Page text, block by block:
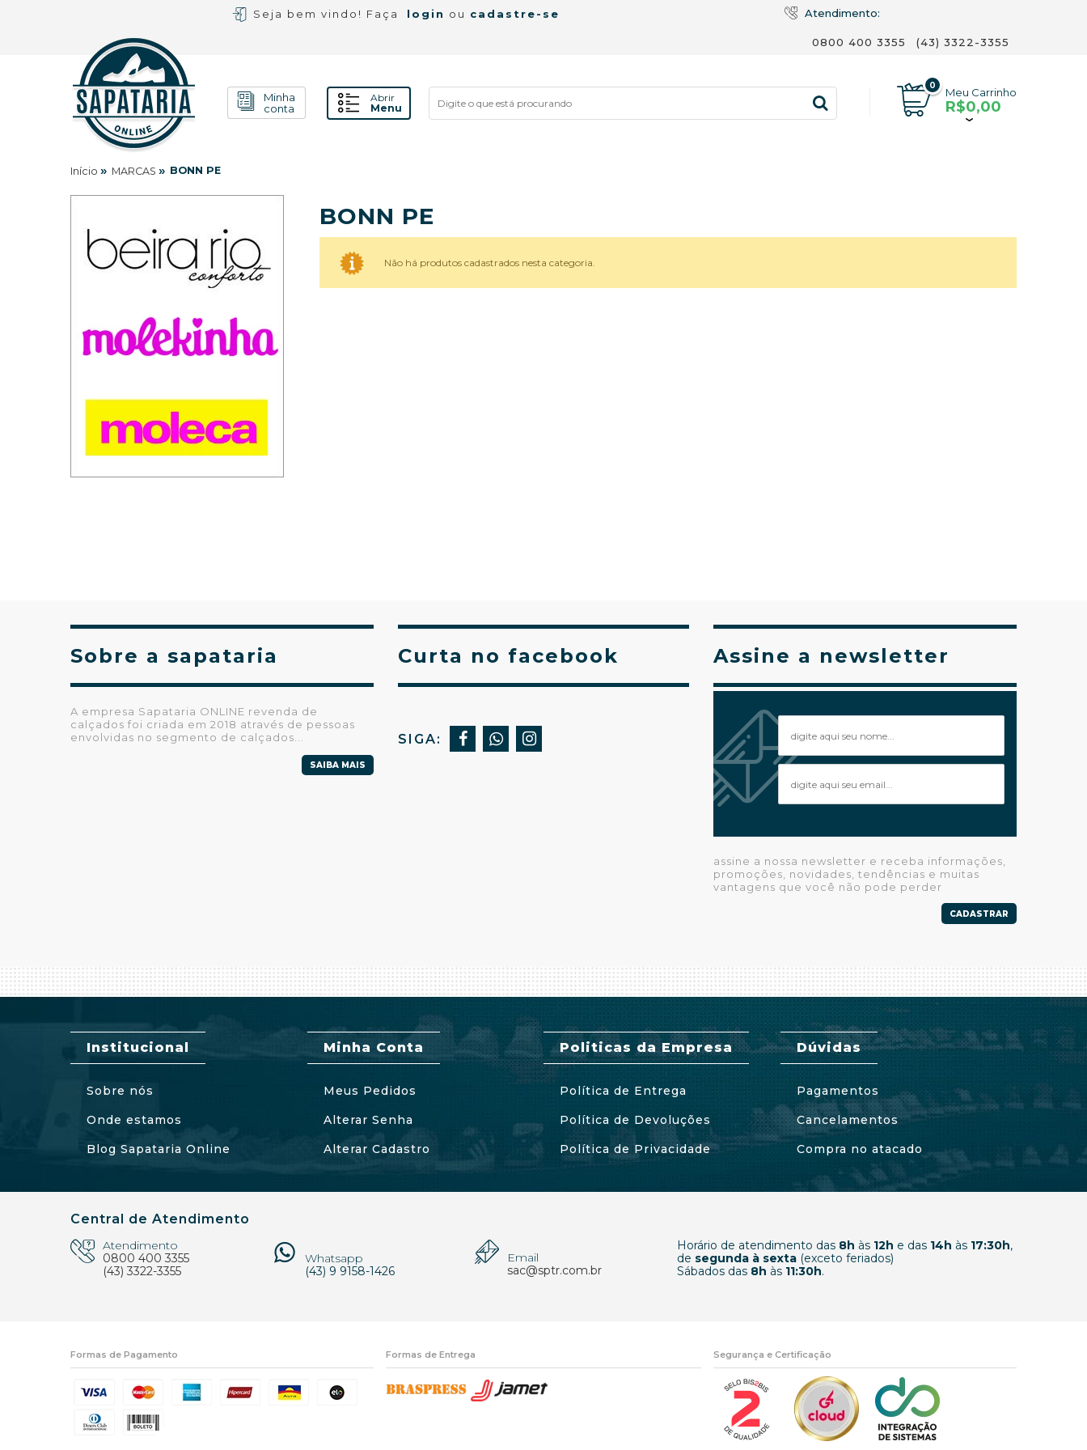
Seja bem vindo! Faça login ou cadastre-se Atendimento:
0800 400 3355 (43) 3322-3355
Minha
conta
Abrir
Menu
0
Meu Carrinho
R$0,00
Início » MARCAS » BONN PE
BONN PE
Não há produtos cadastrados nesta categoria.
Sobre a sapataria
A empresa Sapataria ONLINE revenda de
calçados foi criada em 2018 através de pessoas
envolvidas no segmento de calçados...
SAIBA MAIS
Curta no facebook
SIGA:
Assine a newsletter
assine a nossa newsletter e receba informações,
promoções, novidades, tendências e muitas
vantagens que você não pode perder
CADASTRAR
Institucional
Sobre nós
Onde estamos
Blog Sapataria Online
Minha Conta
Meus Pedidos
Alterar Senha
Alterar Cadastro
Politicas da Empresa
Política de Entrega
Política de Devoluções
Política de Privacidade
Dúvidas
Pagamentos
Cancelamentos
Compra no atacado
Central de Atendimento
Atendimento
0800 400 3355
(43) 3322-3355
Whatsapp
(43) 9 9158-1426
Email
sac@sptr.com.br
Horário de atendimento das 8h às 12h e das 14h às 17:30h,
de segunda à sexta (exceto feriados)
Sábados das 8h às 11:30h.
Formas de Pagamento Formas de Entrega Segurança e Certificação